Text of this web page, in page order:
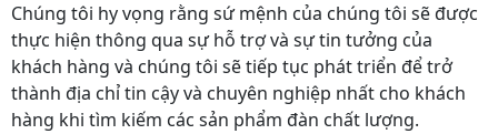
Chúng tôi hy vọng rằng sứ mệnh của chúng tôi sẽ được
thực hiện thông qua sự hỗ trợ và sự tin tưởng của
khách hàng và chúng tôi sẽ tiếp tục phát triển để trở
thành địa chỉ tin cậy và chuyên nghiệp nhất cho khách
hàng khi tìm kiếm các sản phẩm đàn chất lượng.